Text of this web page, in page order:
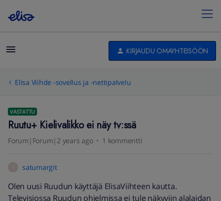
KIRJAUDU OMAYHTEISÖÖN
Elisa Viihde -sovellus ja -nettipalvelu
VASTATTU
Ruutu+ Kielivalikko ei näy tv:ssä
Forum|Forum|2 years ago 1 kommentti
satumargit
Olen uusi Ruudun käyttäjä ElisaViihteen kautta.
Televisiossa Ruudun ohjelmissa ei tule näkyviin alalaidan